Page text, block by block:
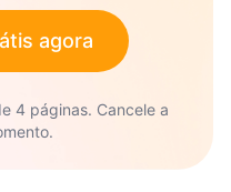
agora
4 páginas. Cancele a